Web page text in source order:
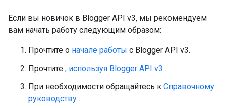
Если вы новичок в Blogger API v3, мы рекомендуем
вам начать работу следующим образом:
Прочтите о начале работы с Blogger API v3.
Прочтите , используя Blogger API v3 .
При необходимости обращайтесь к Справочному
руководству .